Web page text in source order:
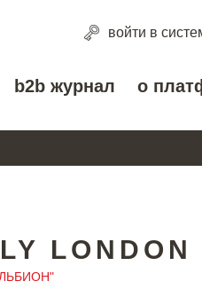
войти в
b2b журнал о
LONDON